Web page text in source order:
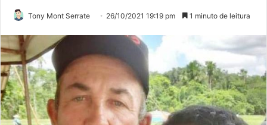
Tony Mont Serrate 26/10/2021 19:19 pm 1 minuto de leitura